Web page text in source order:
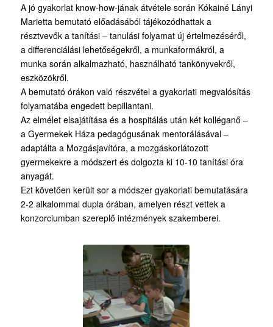
A jó gyakorlat know-how-jának átvétele során Kókainé Lányi
Marietta bemutató előadásából tájékozódhattak a
résztvevők a tanítási – tanulási folyamat új értelmezéséről,
a differenciálási lehetőségekről, a munkaformákról, a
munka során alkalmazható, használható tankönyvekről,
eszközökről.
A bemutató órákon való részvétel a gyakorlati megvalósítás
folyamatába engedett bepillantani.
Az elmélet elsajátítása és a hospitálás után két kolléganő –
a Gyermekek Háza pedagógusának mentorálásával –
adaptálta a Mozgásjavítóra, a mozgáskorlátozott
gyermekekre a módszert és dolgozta ki 10-10 tanítási óra
anyagát.
Ezt követően került sor a módszer gyakorlati bemutatására
2-2 alkalommal dupla órában, amelyen részt vettek a
konzorciumban szereplő intézmények szakemberei.